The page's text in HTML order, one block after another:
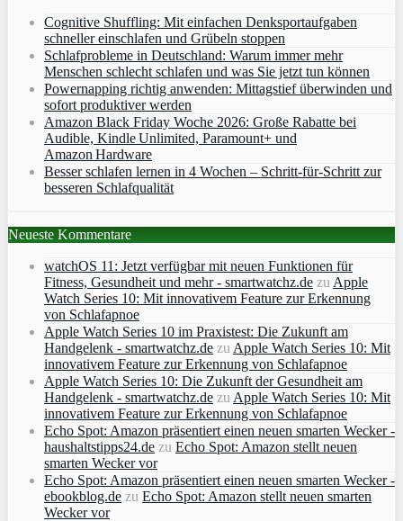
Cognitive Shuffling: Mit einfachen Denksportaufgaben
schneller einschlafen und Grübeln stoppen
Schlafprobleme in Deutschland: Warum immer mehr
Menschen schlecht schlafen und was Sie jetzt tun können
Powernapping richtig anwenden: Mittagstief überwinden und
sofort produktiver werden
Amazon Black Friday Woche 2026: Große Rabatte bei
Audible, Kindle Unlimited, Paramount+ und
Amazon Hardware
Besser schlafen lernen in 4 Wochen – Schritt‑für‑Schritt zur
besseren Schlafqualität
Neueste Kommentare
watchOS 11: Jetzt verfügbar mit neuen Funktionen für
Fitness, Gesundheit und mehr - smartwatchz.de zu Apple
Watch Series 10: Mit innovativem Feature zur Erkennung
von Schlafapnoe
Apple Watch Series 10 im Praxistest: Die Zukunft am
Handgelenk - smartwatchz.de zu Apple Watch Series 10: Mit
innovativem Feature zur Erkennung von Schlafapnoe
Apple Watch Series 10: Die Zukunft der Gesundheit am
Handgelenk - smartwatchz.de zu Apple Watch Series 10: Mit
innovativem Feature zur Erkennung von Schlafapnoe
Echo Spot: Amazon präsentiert einen neuen smarten Wecker -
haushaltstipps24.de zu Echo Spot: Amazon stellt neuen
smarten Wecker vor
Echo Spot: Amazon präsentiert einen neuen smarten Wecker -
ebookblog.de zu Echo Spot: Amazon stellt neuen smarten
Wecker vor